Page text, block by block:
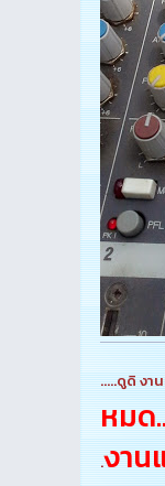
.....ดูดิ ง
หมด
.งาน